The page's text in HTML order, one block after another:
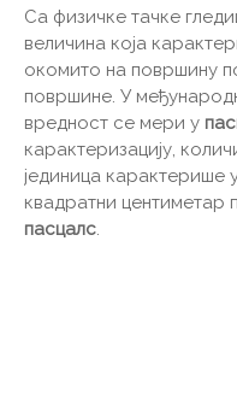
Са физичке тачке
величина која
окомито на површину
површине. У
вредност се мери у
карактеризацију,
јединица карактерише
квадратни центиметар
пасцалс